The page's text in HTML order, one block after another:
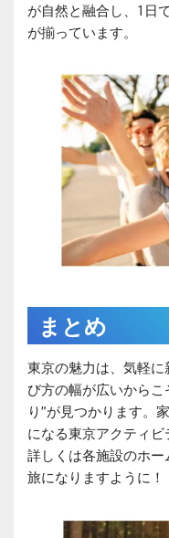
が自然と融合し、1日
が揃っています。
まとめ
東京の魅力は、気軽
び方の幅が広いからこ
り”が見つかります。
になる東京アクティビ
詳しくは各施設のホ
旅になりますように！